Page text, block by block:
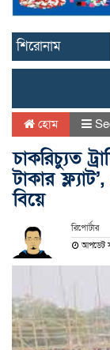
শিরোনাম
হোম
চাকরিচ্যুত
টাকার
বিয়ে
রিপোর্টার
আপডেট